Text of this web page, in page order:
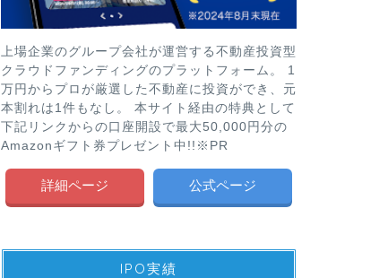
上場企業のグループ会社が運営する不動産投資型
クラウドファンディングのプラットフォーム。 1
万円からプロが厳選した不動産に投資ができ、元
本割れは1件もなし。 本サイト経由の特典として
下記リンクからの口座開設で最大50,000円分の
Amazonギフト券プレゼント中!!※PR
詳細ページ 公式ページ
IPO実績